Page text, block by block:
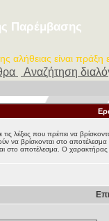
Παρέμβασης
αλήθειας είναι πράξη
Αναζήτηση
τις λέξεις που πρέπει να
να βρίσκονται στο αποτέλεσμα
στο αποτέλεσμα. Ο